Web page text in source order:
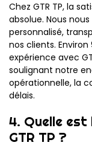
Chez GTR TP, la
absolue. Nous
personnalisé,
nos clients.
expérience avec
soulignant notre
opérationnelle, la
délais.
4. Quelle
GTR TP ?